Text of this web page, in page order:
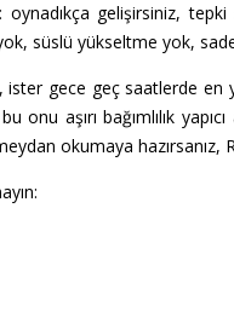
gelişirsiniz,
süslü yükseltme yok,
ister gece geç saatlerde
onu aşırı bağımlılık
okumaya